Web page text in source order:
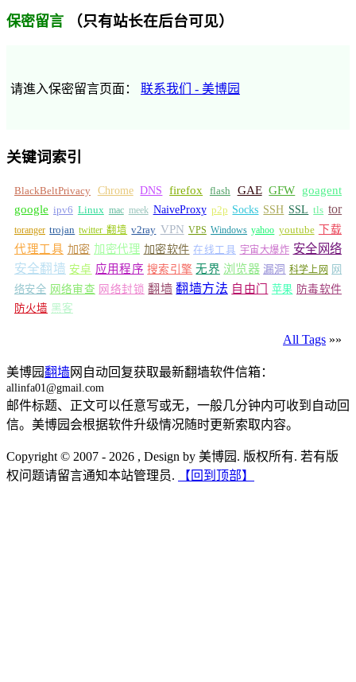
保密留言 （只有站长在后台可见）
请進入保密留言页面： 联系我们 - 美博园
关键词索引
BlackBeltPrivacy Chrome DNS firefox flash GAE GFW
goagent
google ipv6 Linux mac meek NaiveProxy p2p Socks SSH SSL tls tor
toranger trojan twitter 翻墙 v2ray VPN VPS Windows yahoo youtube 下载
代理工具 加密 加密代理 加密软件 在线工具 宇宙大爆炸 安全网络
安全翻墙 安卓 应用程序 搜索引擎 无界 浏览器 漏洞 科学上网 网
络安全 网络审查 网络封锁 翻墙 翻墙方法 自由门 苹果 防毒软件
防火墙 黑客
All Tags »»
美博园翻墙网自动回复获取最新翻墙软件信箱：
allinfa01@gmail.com
邮件标题、正文可以任意写或无，一般几分钟内可收到自动回
信。美博园会根据软件升级情况随时更新索取内容。
Copyright © 2007 - 2026 , Design by 美博园. 版权所有. 若有版
权问题请留言通知本站管理员.
【回到顶部】